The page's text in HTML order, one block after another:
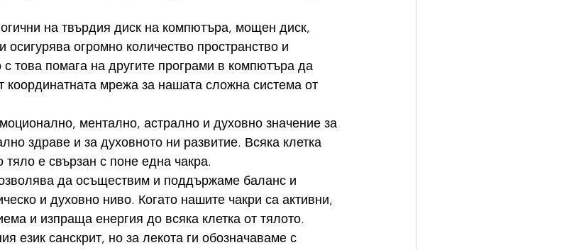
на твърдия диск на компютъра, мощен диск,
осигурява огромно количество пространство и
това помага на другите програми в компютъра да
координатната мрежа за нашата сложна система от
ментално, астрално и духовно значение за
здраве и за духовното ни развитие. Всяка клетка
е свързан с поне една чакра.
да осъществим и поддържаме баланс и
и духовно ниво. Когато нашите чакри са активни,
и изпраща енергия до всяка клетка от тялото.
език санскрит, но за лекота ги обозначаваме с